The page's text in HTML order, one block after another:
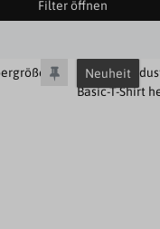
Filter öffnen
Neuheit